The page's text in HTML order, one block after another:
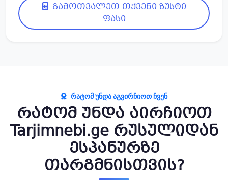
გამოთვალეთ თქვენი ზუსტი
ფასი
ᲠᲐᲢᲝᲛ ᲣᲜᲓᲐ ᲐᲒᲕᲘᲠᲩᲘᲝᲗ ᲩᲕᲔᲜ
რატომ უნდა აირჩიოთ
Tarjimnebi.ge რუსულიდან
ესპანურზე
თარგმნისთვის?